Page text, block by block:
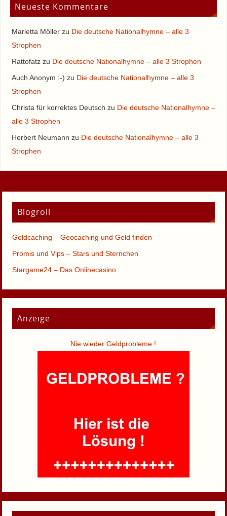
Neueste Kommentare
Marietta Möllerzu Die deutsche Nationalhymne – alle 3
Strophen
Rattofatzzu Die deutsche Nationalhymne – alle 3 Strophen
Auch Anonym :-) zu Die deutsche Nationalhymne – alle 3
Strophen
Christa für korrektes Deutsch zu Die deutsche Nationalhymne –
alle 3 Strophen
Herbert Neumann zu Die deutsche Nationalhymne – alle 3
Strophen
Blogroll
Geldcaching – Geocaching und Geld finden
Promis und Vips – Stars und Sternchen
Stargame24 – Das Onlinecasino
Anzeige
Nie wieder Geldprobleme !